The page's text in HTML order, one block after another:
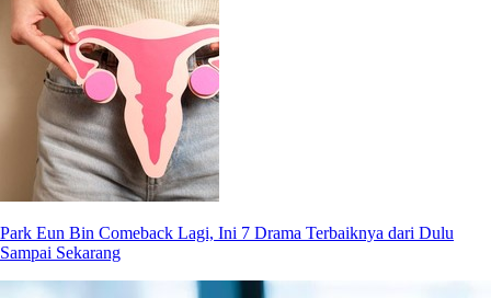
Park Eun Bin Comeback Lagi, Ini 7 Drama Terbaiknya dari Dulu
Sampai Sekarang